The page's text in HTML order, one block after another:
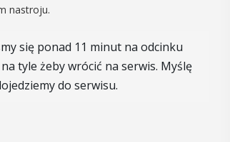
nastroju.
się ponad 11 minut na odcinku
tyle żeby wrócić na serwis. Myślę
do serwisu.
16 MAJ
09:00 -
18:00